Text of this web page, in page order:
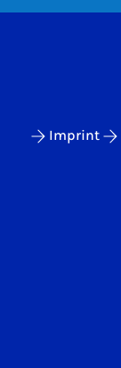
Imprint